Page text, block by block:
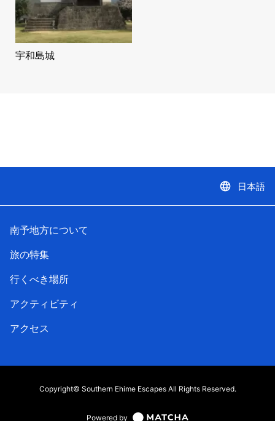
宇和島城
language 日本語
南予地方について
旅の特集
行くべき場所
アクティビティ
アクセス
Copyright© Southern Ehime Escapes All Rights Reserved.
Powered by